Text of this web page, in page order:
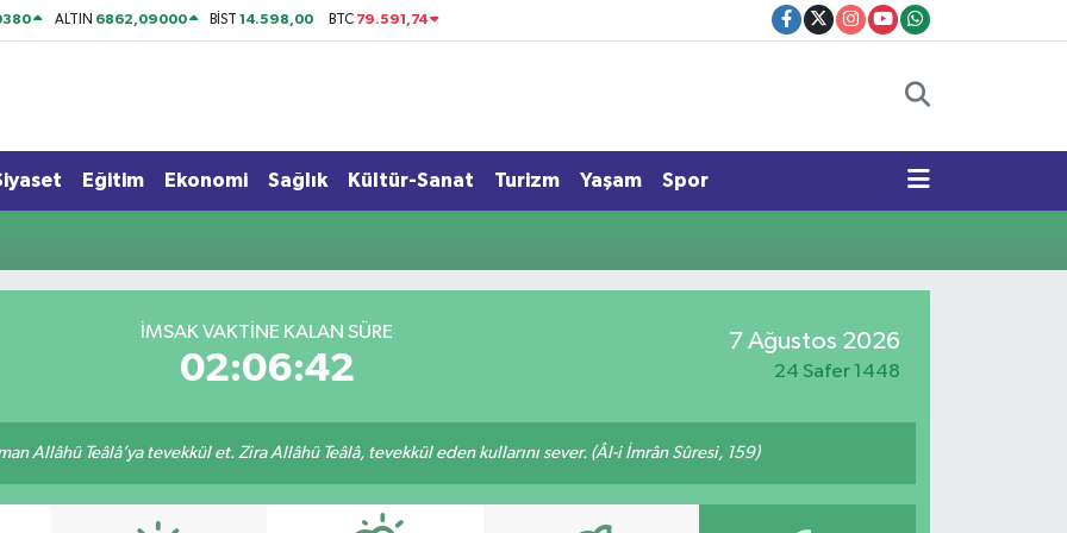
ALTIN 6862,09000 BİST14.598,00 BTC 79.591,74
Eğitim Ekonomi Sağlık Kültür-Sanat Turizm Yaşam Spor
İMSAK VAKTİNE KALAN SÜRE
02:06:42
7 Ağustos 2026
24 Safer 1448
Allâhü Teâlâ’ya tevekkül et. Zira Allâhü Teâlâ, tevekkül eden kullarını sever. (Âl-i İmrân Sûresi, 159)